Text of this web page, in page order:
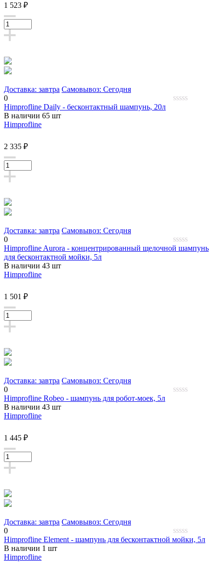
1 523 ₽
Доставка: завтра Самовывоз: Сегодня
0
Himprofline Daily - бесконтактный шампунь, 20л
В наличии 65 шт
Himprofline
2 335 ₽
Доставка: завтра Самовывоз: Сегодня
0
0
Himprofline Aurora - концентрированный щелочной шампунь
для бесконтактной мойки, 5л
В наличии 43 шт
Himprofline
1 501 ₽
Доставка: завтра Самовывоз: Сегодня
0
Himprofline Robeo - шампунь для робот-моек, 5л
В наличии 43 шт
Himprofline
1 445 ₽
Доставка: завтра Самовывоз: Сегодня
0
0
Himprofline Element - шампунь для бесконтактной мойки, 5л
В наличии 1 шт
Himprofline